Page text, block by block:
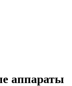
аппараты